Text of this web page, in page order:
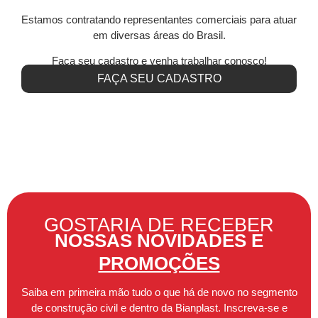
Estamos contratando representantes comerciais para atuar
em diversas áreas do Brasil.
Faça seu cadastro e venha trabalhar conosco!
FAÇA SEU CADASTRO
GOSTARIA DE RECEBER
NOSSAS NOVIDADES E
PROMOÇÕES
Saiba em primeira mão tudo o que há de novo no segmento
de construção civil e dentro da Bianplast. Inscreva-se e